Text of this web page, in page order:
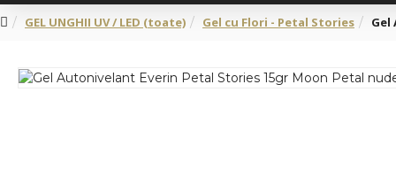
GEL UNGHII UV / LED (toate) Gel cu Flori - Petal Stories Gel